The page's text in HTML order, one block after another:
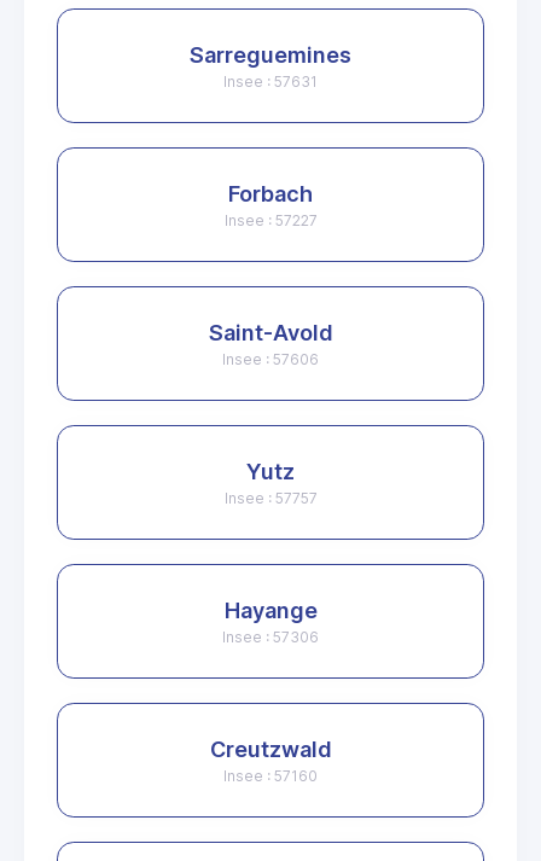
Sarreguemines
Insee : 57631
Forbach
Insee : 57227
Saint-Avold
Insee : 57606
Yutz
Insee : 57757
Hayange
Insee : 57306
Creutzwald
Insee : 57160